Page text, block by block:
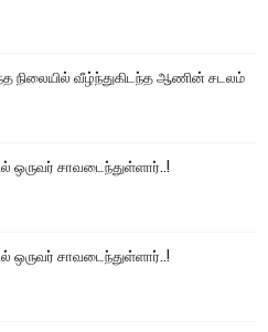
நிலையில் வீழ்ந்துகிடந்த ஆணின் சடலம்
ஒருவர் சாவடைந்துள்ளார்..!
ஒருவர் சாவடைந்துள்ளார்..!